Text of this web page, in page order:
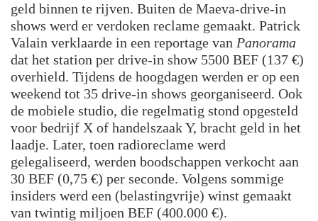
geld binnen te rijven. Buiten de Maeva-drive-in
shows werd er verdoken reclame gemaakt. Patrick
Valain verklaarde in een reportage van Panorama
dat het station per drive-in show 5500 BEF (137 €)
overhield. Tijdens de hoogdagen werden er op een
weekend tot 35 drive-in shows georganiseerd. Ook
de mobiele studio, die regelmatig stond opgesteld
voor bedrijf X of handelszaak Y, bracht geld in het
laadje. Later, toen radioreclame werd
gelegaliseerd, werden boodschappen verkocht aan
30 BEF (0,75 €) per seconde. Volgens sommige
insiders werd een (belastingvrije) winst gemaakt
van twintig miljoen BEF (400.000 €).